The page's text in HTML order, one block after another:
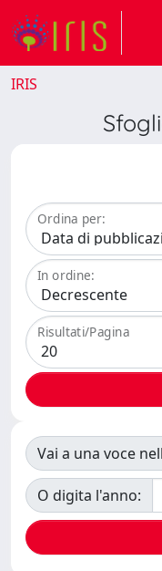
IRIS
Ordina per:
In ordine:
Risultati/Pagina
Vai a una voce
O digita l'anno: